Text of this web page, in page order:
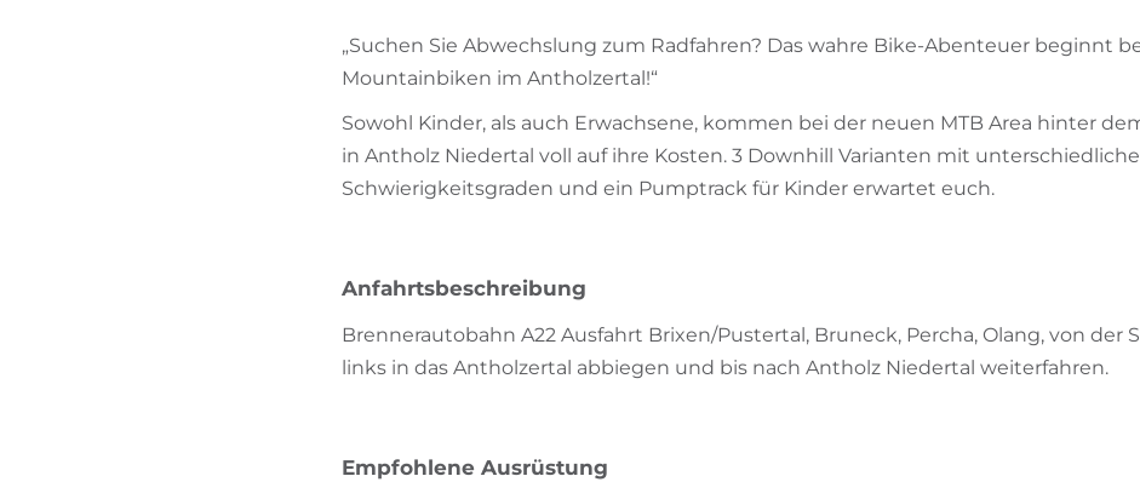
„Suchen Sie Abwechslung zum Radfahren? Das wahre Bike-Abenteuer beginnt
Mountainbiken im Antholzertal!“
Sowohl Kinder, als auch Erwachsene, kommen bei der neuen MTB Area hinter
in Antholz Niedertal voll auf ihre Kosten. 3 Downhill Varianten mit
Schwierigkeitsgraden und ein Pumptrack für Kinder erwartet euch.
Anfahrtsbeschreibung
Brennerautobahn A22 Ausfahrt Brixen/Pustertal, Bruneck, Percha, Olang, von der
links in das Antholzertal abbiegen und bis nach Antholz Niedertal weiterfahren.
Empfohlene Ausrüstung